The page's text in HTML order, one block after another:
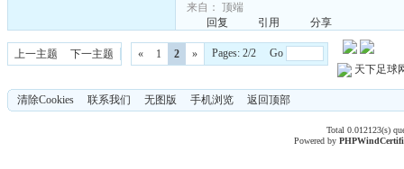
来自： 顶端
回复
引用 分享
上一主题 下一主题 « 1 2 »
Pages: 2/2 Go
天下足球
清除Cookies 联系我们 无图版 手机浏览 返回顶部
Total 0.012123(s)
Powered byPHPWind